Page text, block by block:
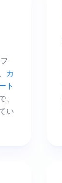
カ
ト
い